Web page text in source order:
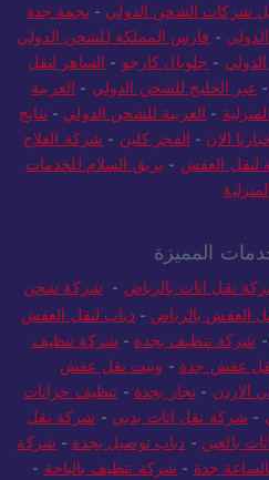
شركات الشحن الدولي - نجمة جدة
- فارس المملكة للشحن الدولي
- جلوبال كارجو - الساهر لنقل
- عبر الخليج للشحن الدولي - العربية
- العربية للشحن الدولي - نتايج
الان - الفجر كلين - شركة الفلاح
لنقل العفش - بريق السلام للخدمات
المميزة
نقل اثاث بالرياض - شركة شحن
العفش بالرياض -دباب لنقل العفش
- شركة تنظيف بجدة - شركة تنظيف
عفش جدة - ونيت نقل عفش
الاردن - نجار بجدة - تنظيف خزانات
- شركة نقل اثاث بدبي - شركة نقل
بالعين - دباب توصيل بجدة - شركة
جدة - شركة تنظيف بالباحة -